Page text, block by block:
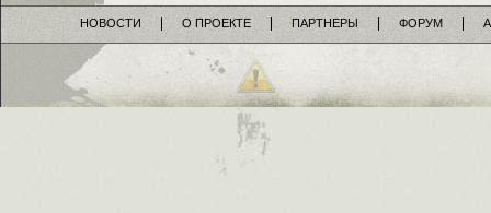
НОВОСТИ О ПРОЕКТЕ ПАРТНЕРЫ ФОРУМ